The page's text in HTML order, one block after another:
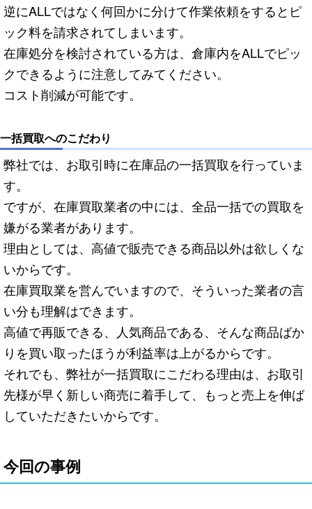
逆にALLではなく何回かに分けて作業依頼をするとピ
ック料を請求されてしまいます。
在庫処分を検討されている方は、倉庫内をALLでピッ
クできるように注意してみてください。
コスト削減が可能です。
一括買取へのこだわり
弊社では、お取引時に在庫品の一括買取を行っていま
す。
ですが、在庫買取業者の中には、全品一括での買取を
嫌がる業者があります。
理由としては、高値で販売できる商品以外は欲しくな
いからです。
在庫買取業を営んでいますので、そういった業者の言
い分も理解はできます。
高値で再販できる、人気商品である、そんな商品ばか
りを買い取ったほうが利益率は上がるからです。
それでも、弊社が一括買取にこだわる理由は、お取引
先様が早く新しい商売に着手して、もっと売上を伸ば
していただきたいからです。
今回の事例